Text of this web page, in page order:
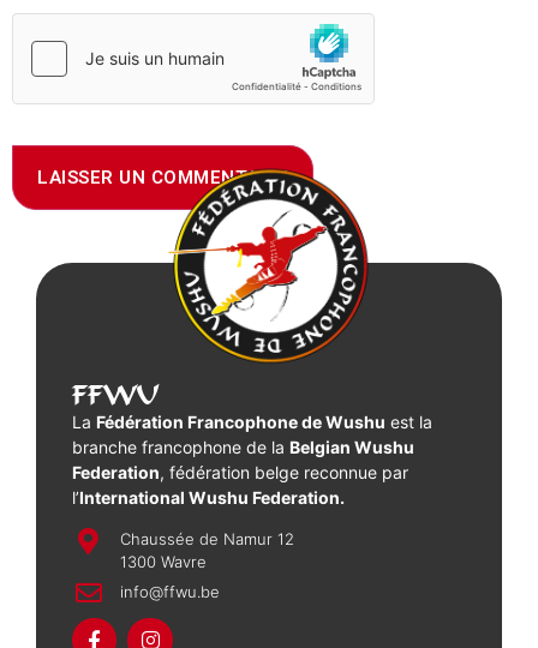
FFWU
La Fédération Francophone de Wushu est la
branche francophone de la Belgian Wushu
Federation, fédération belge reconnue par
l’International Wushu Federation.
Chaussée de Namur 12
1300 Wavre
info@ffwu.be